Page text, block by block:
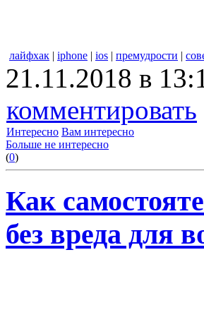
лайфхак | iphone | ios | премудрости |
21.11.2018 в
комментировать
Интересно Вам интересно
Больше не интересно
(0)
Как
без вреда для